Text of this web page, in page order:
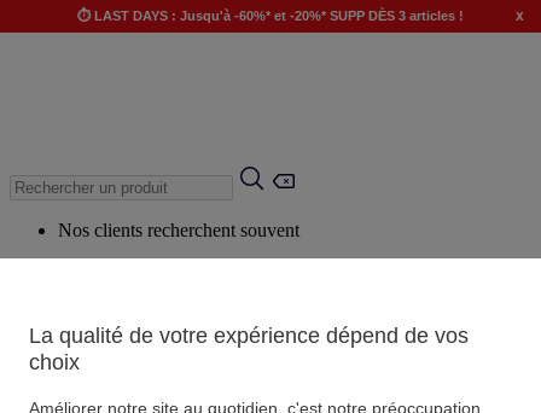
⏱️ LAST DAYS : Jusqu'à -60%* et -20%* SUPP DÈS 3 articles ! x
Nos clients recherchent souvent
Produits suggérés
Voir tous les produits
La qualité de votre expérience dépend de vos
choix
Améliorer notre site au quotidien, c'est notre préoccupation